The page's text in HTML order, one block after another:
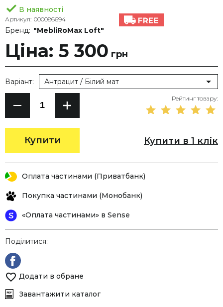
В наявності
Артикул: 000086694
Бренд: "MebliRoMax Loft"
Ціна: 5 300 грн
Купити
Варіант: Антрацит / Білий мат
Рейтинг товару:
Купити в 1 клік
Оплата частинами (Приватбанк)
Покупка частинами (Монобанк)
«Оплата частинами» в Sense
Поділитися:
Додати в обране
Завантажити каталог